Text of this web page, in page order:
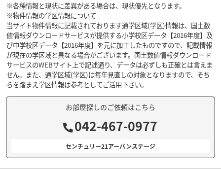
※各種情報と現状に差異がある場合は、現状優先となります。
※物件情報の学区情報について
当サイト物件情報に記載されております通学区域(学区)情報は、国土数
値情報ダウンロードサービスが提供する小学校区データ【2016年度】及
び中学校区データ【2016年度】を元に加工したものですので、記載情報
が現在の学区域と異なる場合がございます。国土数値情報ダウンロード
サービスのWEBサイト上で記述通り、データは必ずしも正確とは言えま
せん。また、通学区域(学区)は毎年見直しの対象となりますので、そち
らを踏まえ学区情報は参考としてご活用下さい。
お部屋探しのご依頼はこちら
042-467-0977
センチュリー21アーバンステージ